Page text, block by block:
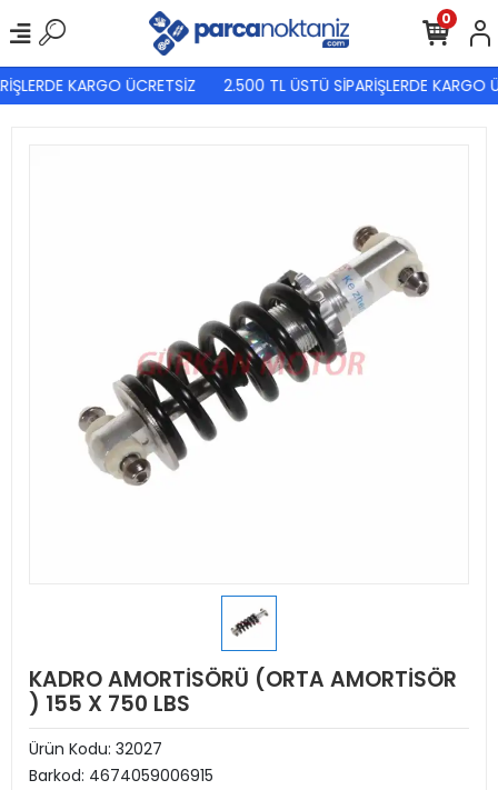
KARGO ÜCRETSİZ 2.500 TL ÜSTÜ SİPARİŞLERDE KARGO
0
KADRO AMORTİSÖRÜ (ORTA AMORTİSÖR
) 155 X 750 LBS
Ürün Kodu: 32027
Barkod: 4674059006915